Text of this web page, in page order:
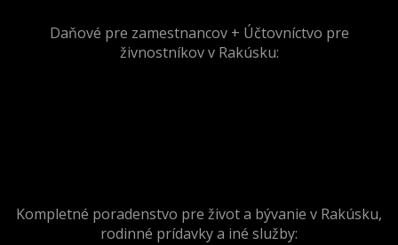
Daňové pre zamestnancov + Účtovníctvo pre
živnostníkov v Rakúsku:
Kompletné poradenstvo pre život a bývanie v Rakúsku,
rodinné prídavky a iné služby: